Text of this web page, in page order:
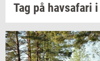
Tag på havs­a­fa­ri i